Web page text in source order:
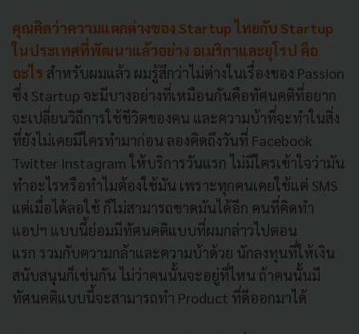
คุณคิดว่าความแตกต่างของ Startup ไทยกับ Startup
ในประเทศที่พัฒนาแล้วอย่าง อเมริกาและยุโรป คือ
อะไร สำหรับผมแล้ว ผมรู้สึกว่าไม่ต่างในเรื่องของ Passion
ซึ่ง Startup จะมีบางอย่างที่เหมือนกันคือทัศนคติที่อยาก
จะเปลี่ยนวิถีการใช้ชีวิตของคน และความบ้าที่จะทำในสิ่ง
ที่ยังไม่เคยมีใครทำมาก่อน ลองคิดถึงวันที่ Facebook
Twitter Instagram ให้บริการวันแรก ไม่มีใครเข้าใจว่ามัน
ทำอะไรหรือทำไมต้องใช้มัน เพราะทุกคนเคยใช้แต่ SMS
แต่เมื่อได้ลอใช้ ก็ไม่สามารถขาดมันได้อีก คนที่คิดทำ
แอปฯ แบบนี้ย่อมมีทัศนคติแบบที่ผมกล่าวไปตอน
แรก รวมกับความกล้าและความบ้าด้วย นักลงทุนที่ให้เงิน
สนับสนุนก็เช่นกัน ไม่ว่าคนนั้นจะอยู่ที่ไหน ถ้าคนนั้นมี
ทัศนคติแบบนี้จะสามารถทำ Product ที่ดีออกมาได้